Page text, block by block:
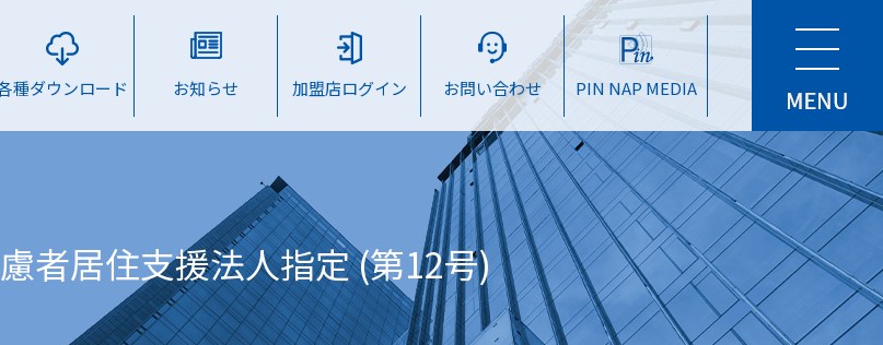
種ダウンロード お知らせ 加盟店ログイン お問い合わせ PIN NAP MEDIA
者居住支援法人指定 (第12号)